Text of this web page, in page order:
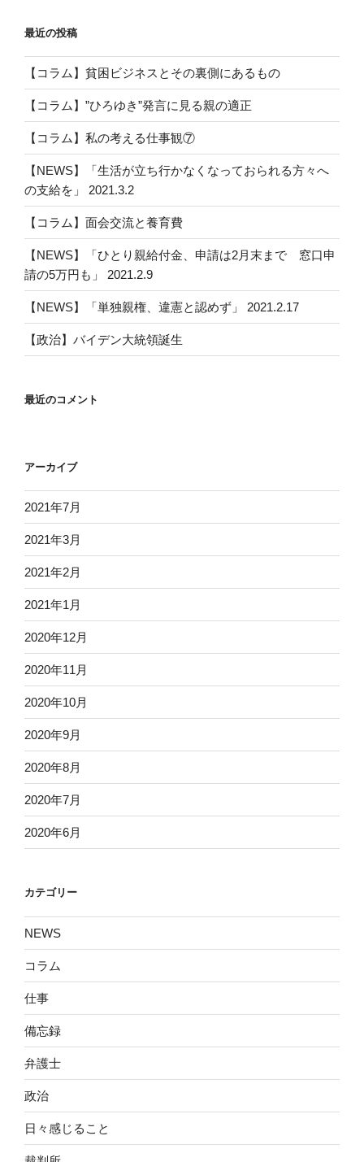
ー
シ
ョ
ン
最近の投稿
【コラム】貧困ビジネスとその裏側にあるもの
【コラム】”ひろゆき”発言に見る親の適正
【コラム】私の考える仕事観⑦
【NEWS】「生活が立ち行かなくなっておられる方々へ
の支給を」 2021.3.2
【コラム】面会交流と養育費
【NEWS】「ひとり親給付金、申請は2月末まで 窓口申
請の5万円も」 2021.2.9
【NEWS】「単独親権、違憲と認めず」 2021.2.17
【政治】バイデン大統領誕生
最近のコメント
アーカイブ
2021年7月
2021年3月
2021年2月
2021年1月
2020年12月
2020年11月
2020年10月
2020年9月
2020年8月
2020年7月
2020年6月
カテゴリー
NEWS
コラム
仕事
備忘録
弁護士
政治
日々感じること